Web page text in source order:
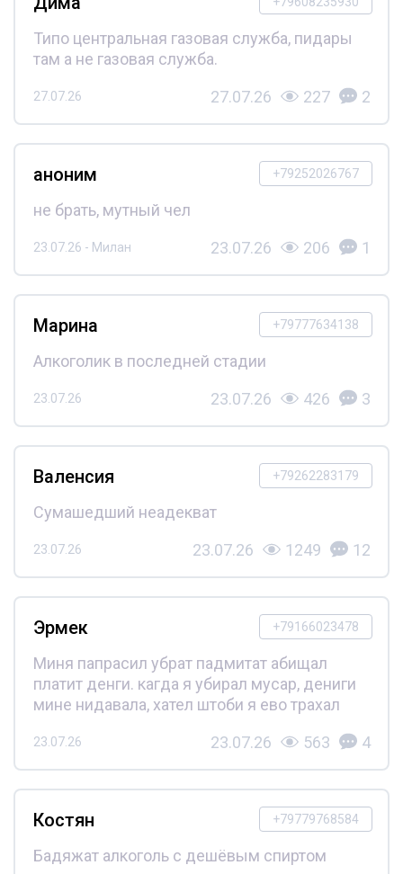
Типо центральная газовая служба, пидары
там а не газовая служба.
27.07.26 27.07.26 227 2
+79252026767
аноним
не брать, мутный чел
23.07.26 - Милан 23.07.26 206 1
+79777634138
Марина
Алкоголик в последней стадии
23.07.26 23.07.26 426 3
+79262283179
Валенсия
Сумашедший неадекват
23.07.26 23.07.26 1249 12
+79166023478
Эрмек
Миня папрасил убрат падмитат абищал
платит денги. кагда я убирал мусар, дениги
мине нидавала, хател штоби я ево трахал
23.07.26 23.07.26 563 4
+79779768584
Костян
Бадяжат алкоголь с дешёвым спиртом